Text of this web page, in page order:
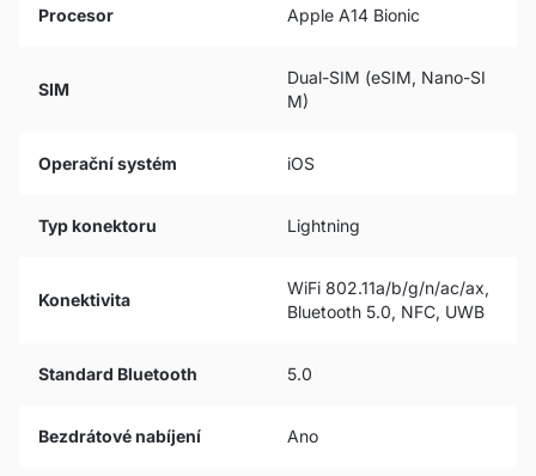
Procesor Apple A14 Bionic
SIM
Dual-SIM (eSIM, Nano-SI
M)
Operační systém iOS
Typ konektoru Lightning
Konektivita
WiFi 802.11a/b/g/n/ac/ax,
Bluetooth 5.0, NFC, UWB
Standard Bluetooth 5.0
Bezdrátové nabíjení Ano